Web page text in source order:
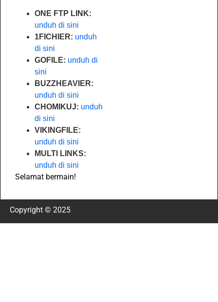
ONE FTP LINK:
unduh di sini
1FICHIER: unduh
di sini
GOFILE: unduh di
sini
BUZZHEAVIER:
unduh di sini
CHOMIKUJ: unduh
di sini
VIKINGFILE:
unduh di sini
MULTI LINKS:
unduh di sini
Selamat bermain!
Copyright © 2025